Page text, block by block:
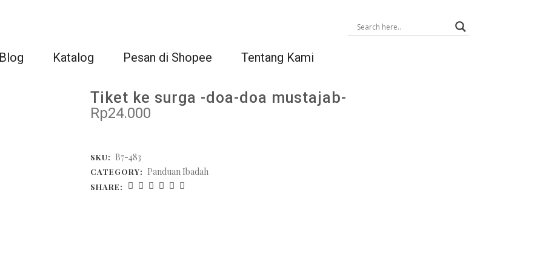
Katalog Pesan di Shopee Tentang Kami
Tiket ke surga -doa-doa mustajab-
Rp24.000
SKU: B7-483
CATEGORY: Panduan Ibadah
SHARE: